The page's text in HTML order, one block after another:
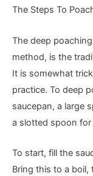
The Steps To
The deep
method, is the
It is somewhat
practice. To deep
saucepan, a large
a slotted spoon
To start, fill the
Bring this to a boil,